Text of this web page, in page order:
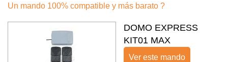
Un mando 100% compatible y más barato ?
DOMO EXPRESS
KIT01 MAX
Ver este mando